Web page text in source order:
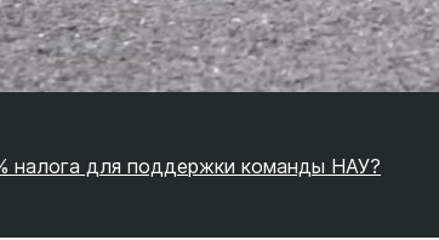
налога для поддержки команды НАУ?